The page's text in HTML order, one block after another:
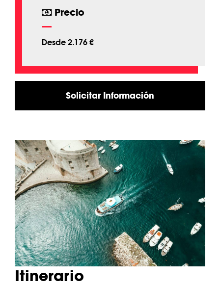
Precio
Desde 2.176 €
Solicitar Información
Itinerario